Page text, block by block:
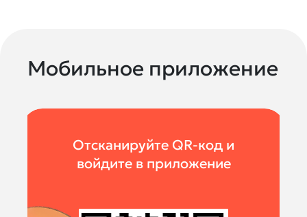
Мобильное приложение
Отсканируйте QR-код и
войдите в приложение